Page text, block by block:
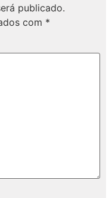
publicado.
com *